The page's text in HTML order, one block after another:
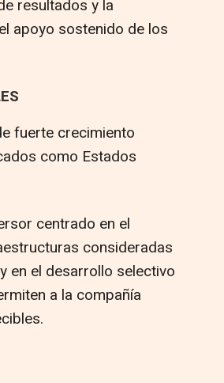
resultados y la
apoyo sostenido de los
fuerte crecimiento
como Estados
centrado en el
consideradas
en el desarrollo selectivo
a la compañía